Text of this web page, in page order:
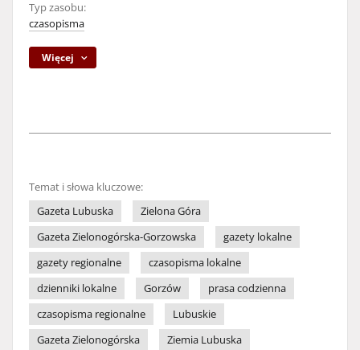
Typ zasobu:
czasopisma
Więcej
Temat i słowa kluczowe:
Gazeta Lubuska
Zielona Góra
Gazeta Zielonogórska-Gorzowska
gazety lokalne
gazety regionalne
czasopisma lokalne
dzienniki lokalne
Gorzów
prasa codzienna
czasopisma regionalne
Lubuskie
Gazeta Zielonogórska
Ziemia Lubuska